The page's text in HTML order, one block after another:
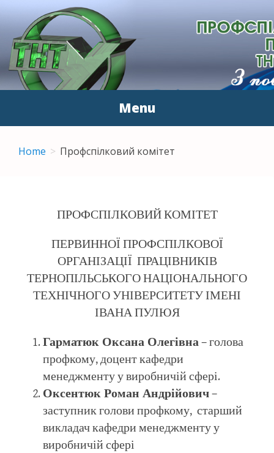
ПЕРВИННА
ПРОФСПІЛКОВА
ОРГАНІЗАЦІЯ
ПРАЦІВНИКІВ ТНТУ ІМ.
І.ПУЛЮЯ
З повагою до людей
Menu
Home Профспілковий комітет
ПРОФСПІЛКОВИЙ КОМІТЕТ
ПЕРВИННОЇ ПРОФСПІЛКОВОЇ
ОРГАНІЗАЦІЇ ПРАЦІВНИКІВ
ТЕРНОПІЛЬСЬКОГО НАЦІОНАЛЬНОГО
ТЕХНІЧНОГО УНІВЕРСИТЕТУ ІМЕНІ
ІВАНА ПУЛЮЯ
Гарматюк Оксана Олегівна– голова
профкому, доцент кафедри
менеджменту у виробничій сфері.
Оксентюк Роман Андрійович–
заступник голови профкому, старший
викладач кафедри менеджменту у
виробничій сфері